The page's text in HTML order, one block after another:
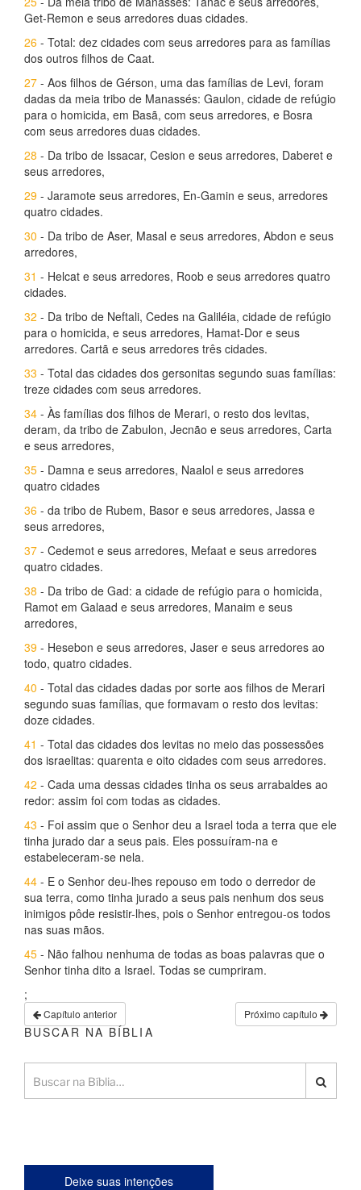
Get-Remon e seus arredores duas cidades.
26 - Total: dez cidades com seus arredores para as famílias
dos outros filhos de Caat.
27 - Aos filhos de Gérson, uma das famílias de Levi, foram
dadas da meia tribo de Manassés: Gaulon, cidade de refúgio
para o homicida, em Basã, com seus arredores, e Bosra
com seus arredores duas cidades.
28 - Da tribo de Issacar, Cesion e seus arredores, Daberet e
seus arredores,
29 - Jaramote seus arredores, En-Gamin e seus, arredores
quatro cidades.
30 - Da tribo de Aser, Masal e seus arredores, Abdon e seus
arredores,
31 - Helcat e seus arredores, Roob e seus arredores quatro
cidades.
32 - Da tribo de Neftali, Cedes na Galiléia, cidade de refúgio
para o homicida, e seus arredores, Hamat-Dor e seus
arredores. Cartã e seus arredores três cidades.
33 - Total das cidades dos gersonitas segundo suas famílias:
treze cidades com seus arredores.
34 - Às famílias dos filhos de Merari, o resto dos levitas,
deram, da tribo de Zabulon, Jecnão e seus arredores, Carta
e seus arredores,
35 - Damna e seus arredores, Naalol e seus arredores
quatro cidades
36 - da tribo de Rubem, Basor e seus arredores, Jassa e
seus arredores,
37 - Cedemot e seus arredores, Mefaat e seus arredores
quatro cidades.
38 - Da tribo de Gad: a cidade de refúgio para o homicida,
Ramot em Galaad e seus arredores, Manaim e seus
arredores,
39 - Hesebon e seus arredores, Jaser e seus arredores ao
todo, quatro cidades.
40 - Total das cidades dadas por sorte aos filhos de Merari
segundo suas famílias, que formavam o resto dos levitas:
doze cidades.
41 - Total das cidades dos levitas no meio das possessões
dos israelitas: quarenta e oito cidades com seus arredores.
42 - Cada uma dessas cidades tinha os seus arrabaldes ao
redor: assim foi com todas as cidades.
43 - Foi assim que o Senhor deu a Israel toda a terra que ele
tinha jurado dar a seus pais. Eles possuíram-na e
estabeleceram-se nela.
44 - E o Senhor deu-lhes repouso em todo o derredor de
sua terra, como tinha jurado a seus pais nenhum dos seus
inimigos pôde resistir-lhes, pois o Senhor entregou-os todos
nas suas mãos.
45 - Não falhou nenhuma de todas as boas palavras que o
Senhor tinha dito a Israel. Todas se cumpriram.
;
Capítulo anterior Próximo capítulo
BUSCAR NA BÍBLIA
Deixe suas intenções